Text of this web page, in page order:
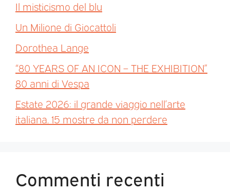
Il misticismo del blu
Un Milione di Giocattoli
Dorothea Lange
“80 YEARS OF AN ICON – THE EXHIBITION”
80 anni di Vespa
Estate 2026: il grande viaggio nell’arte
italiana. 15 mostre da non perdere
Commenti recenti